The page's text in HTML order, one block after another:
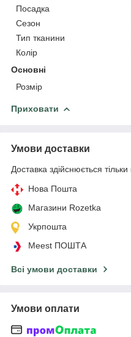
Посадка
Сезон
Тип тканини
Колір
Основні
Розмір
Приховати
Умови доставки
Доставка здійснюється
Нова Пошта
Магазини Rozetka
Укрпошта
Meest ПОШТА
Всі умови доставки
Умови оплати